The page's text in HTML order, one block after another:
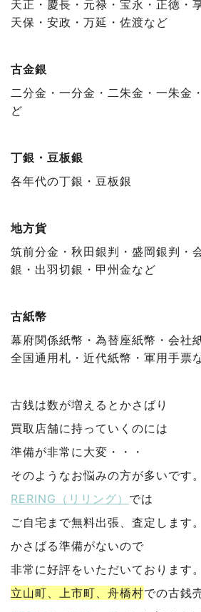
天正・慶長・元禄・宝永・正徳・
天保・安政・万延・佐渡など
古金銀
二分金・一分金・二朱金・一朱金
ど
丁銀・豆板銀
各年代の丁銀・豆板銀
地方貨
筑前分金・秋田銀判・盛岡銀判・
銀・出羽切銀・甲州金など
古紙幣
幕府関係紙幣・為替座紙幣・会社
全国通用札・近代紙幣・軍用手票
古銭は数が増えるとかさばり
買取店舗に持っていくのには
準備が非常に大変・・・
そのようなお悩みの方が多いです。
RERING（リリング） では
ご自宅まで無料出張、査定します。
かさばる準備がないので
非常に好評をいただいております。
立山町、上市町、舟橋村での古銭